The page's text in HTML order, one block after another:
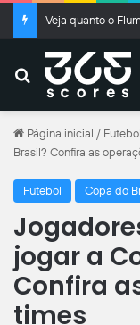
Buscar
Página inicial / Futebol
Brasil? Confira as
Futebol Copa do
jogar a
Confira
times